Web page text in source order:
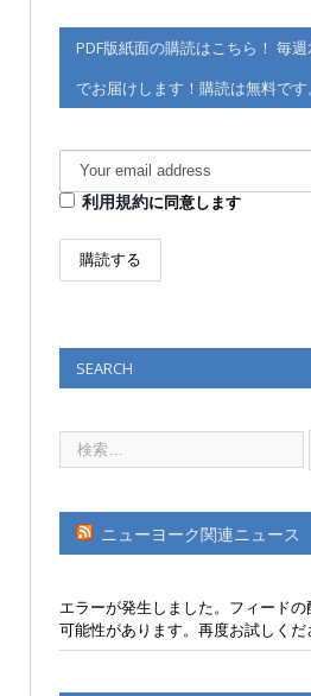
PDF版紙面の購読はこちら！ 毎
でお届けします！購読は無料です。
利用規約に同意します
SEARCH
ニューヨーク関連ニュース
エラーが発生しました。フィード
可能性があります。再度お試しくだ